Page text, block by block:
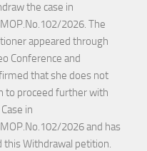
the case in
2026. The
appeared through
Conference and
that she does not
to proceed further with
in
2026 and has
this Withdrawal petition.